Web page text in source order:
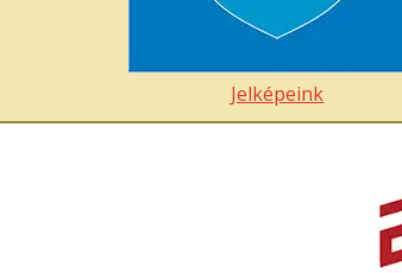
Jelképeink